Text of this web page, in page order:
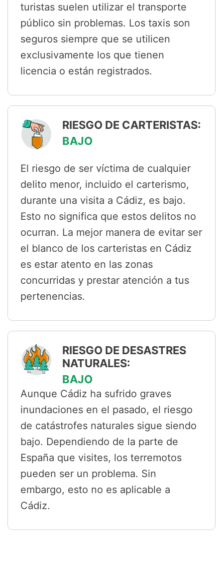
turistas suelen utilizar el transporte
público sin problemas. Los taxis son
seguros siempre que se utilicen
exclusivamente los que tienen
licencia o están registrados.
RIESGO DE CARTERISTAS:
BAJO
El riesgo de ser víctima de cualquier
delito menor, incluido el carterismo,
durante una visita a Cádiz, es bajo.
Esto no significa que estos delitos no
ocurran. La mejor manera de evitar ser
el blanco de los carteristas en Cádiz
es estar atento en las zonas
concurridas y prestar atención a tus
pertenencias.
RIESGO DE DESASTRES
NATURALES:
BAJO
Aunque Cádiz ha sufrido graves
inundaciones en el pasado, el riesgo
de catástrofes naturales sigue siendo
bajo. Dependiendo de la parte de
España que visites, los terremotos
pueden ser un problema. Sin
embargo, esto no es aplicable a
Cádiz.